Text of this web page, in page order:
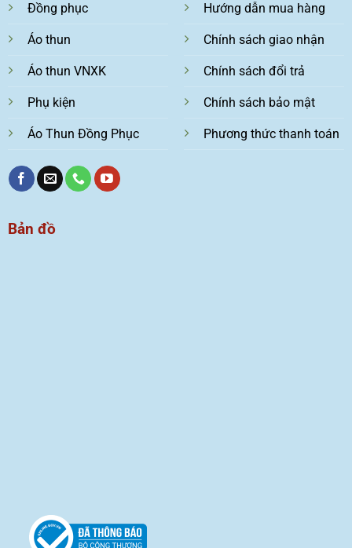
Đồng phục
Áo thun
Áo thun VNXK
Phụ kiện
Áo Thun Đồng Phục
Hướng dẫn mua hàng
Chính sách giao nhận
Chính sách đổi trả
Chính sách bảo mật
Phương thức thanh toán
Bản đồ